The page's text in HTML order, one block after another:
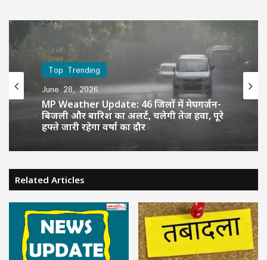
Top Trending
June 28, 2026
MP Weather Update: 46 जिलों में मेघगर्जन-
बिजली और बारिश का अलर्ट, चलेगी तेज हवा, पूरे
हफ्ते जारी रहेगा वर्षा का दौर
Top Trending
June 28, 2026
58 वर्ष से अधिक आयु के दिव्यांग कर्मचारियों की
सेवाएं की जाएंगी समाप्त, वित्त विभाग ने जारी
किया आदेश
Related Articles